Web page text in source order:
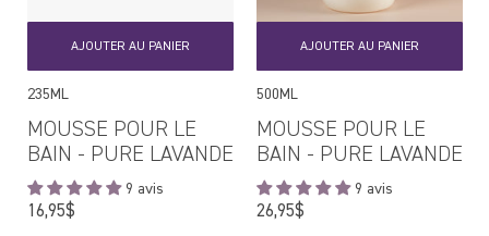
AJOUTER AU PANIER
235ML
MOUSSE POUR LE
BAIN - PURE LAVANDE
9 avis
16,95$Prix
AJOUTER AU PANIER
500ML
MOUSSE POUR LE
BAIN - PURE LAVANDE
9 avis
26,95$Prix